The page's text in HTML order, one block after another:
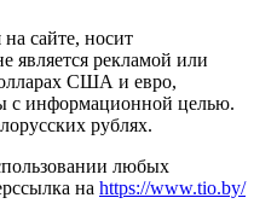
сайте, носит
является рекламой или
США и евро,
с информационной целью.
рублях.
любых
на https://www.tio.by/